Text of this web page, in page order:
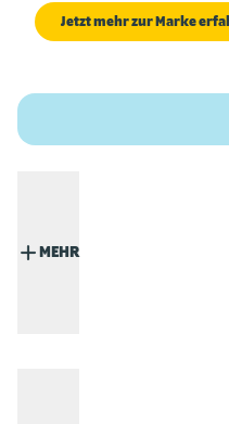
Jetzt mehr zur Marke
MEHR